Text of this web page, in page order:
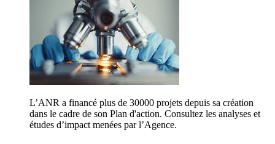
L’ANR a financé plus de 30000 projets depuis sa création
dans le cadre de son Plan d'action. Consultez les analyses et
études d’impact menées par l’Agence.